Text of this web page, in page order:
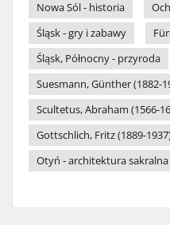
Nowa Sól - historia
Śląsk - gry i zabawy
Śląsk, Północny - przyroda
Suesmann, Günther (1882-
Scultetus, Abraham (1566-
Gottschlich, Fritz (1889-
Otyń - architektura sakralna